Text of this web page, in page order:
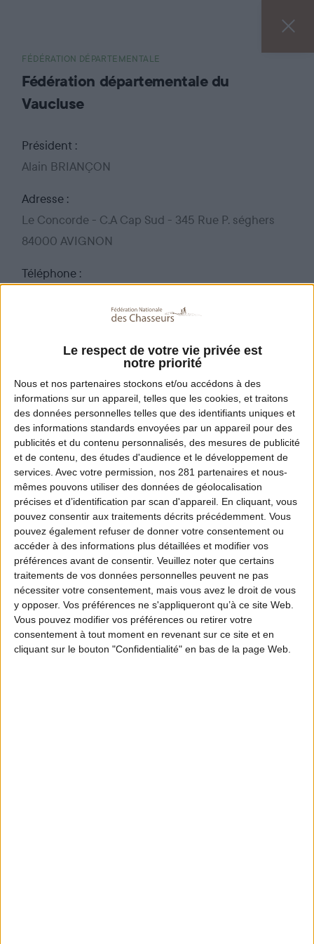
Le respect de votre vie privée est
notre priorité
Nous et nos partenaires stockons et/ou accédons à des
informations sur un appareil, telles que les cookies, et traitons
des données personnelles telles que des identifiants uniques et
des informations standards envoyées par un appareil pour des
publicités et du contenu personnalisés, des mesures de publicité
et de contenu, des études d'audience et le développement de
services. Avec votre permission, nos 281 partenaires et nous-
mêmes pouvons utiliser des données de géolocalisation
précises et d’identification par scan d'appareil. En cliquant, vous
pouvez consentir aux traitements décrits précédemment. Vous
pouvez également refuser de donner votre consentement ou
accéder à des informations plus détaillées et modifier vos
préférences avant de consentir. Veuillez noter que certains
traitements de vos données personnelles peuvent ne pas
nécessiter votre consentement, mais vous avez le droit de vous
y opposer. Vos préférences ne s'appliqueront qu’à ce site Web.
Vous pouvez modifier vos préférences ou retirer votre
consentement à tout moment en revenant sur ce site et en
cliquant sur le bouton "Confidentialité" en bas de la page Web.
FÉDÉRATION DÉPARTEMENTALE
Fédération départementale du
Vaucluse
Président :
Alain BRIANÇON
Adresse :
Le Concorde - C.A Cap Sud - 345 Rue P. séghers
84000 AVIGNON
Téléphone :
04 90 89 98 27
Email :
contact@fdc84.com
Site Internet :
www.fdc84.fr
Dates de chasse dans ce département
Ouverture :
13 septembre 2026 à 7h
Fermeture :
28 février 2027 au soir
Pour connaître le détail de l'arrêté relatif à